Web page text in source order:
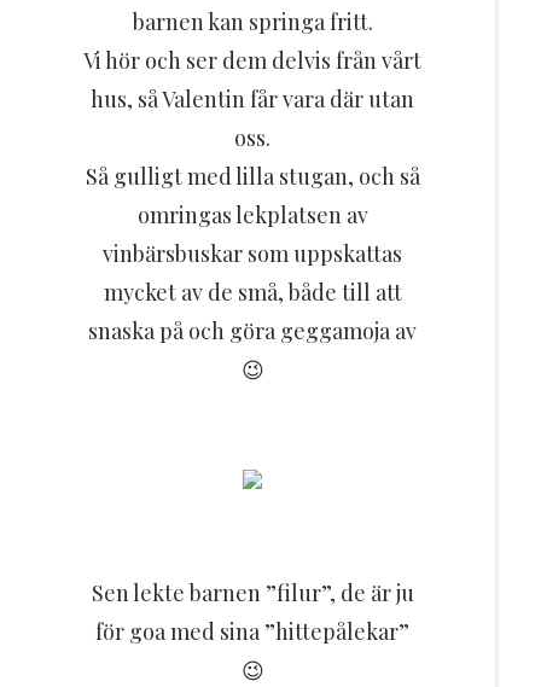
barnen kan springa fritt.
Vi hör och ser dem delvis från vårt
hus, så Valentin får vara där utan
oss.
Så gulligt med lilla stugan, och så
omringas lekplatsen av
vinbärsbuskar som uppskattas
mycket av de små, både till att
snaska på och göra geggamoja av
😉
Sen lekte barnen ”filur”, de är ju
för goa med sina ”hittepålekar”
😉